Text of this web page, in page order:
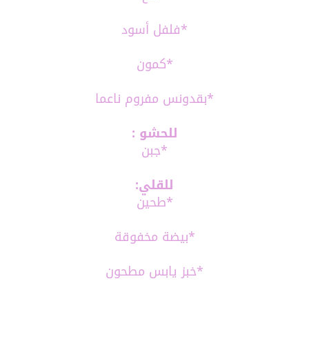
*فلفل أسود
*كمون
*بقدونس مفروم ناعما
للحشو :
*جبن
للقلي:
*طحين
*بيضة مخفوقة
*خبز يابس مطحون